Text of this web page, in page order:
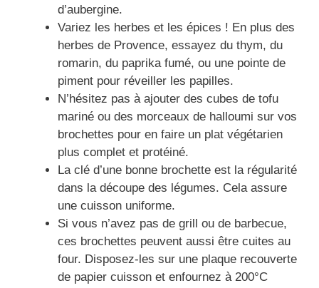
d’aubergine.
Variez les herbes et les épices ! En plus des
herbes de Provence, essayez du thym, du
romarin, du paprika fumé, ou une pointe de
piment pour réveiller les papilles.
N’hésitez pas à ajouter des cubes de tofu
mariné ou des morceaux de halloumi sur vos
brochettes pour en faire un plat végétarien
plus complet et protéiné.
La clé d’une bonne brochette est la régularité
dans la découpe des légumes. Cela assure
une cuisson uniforme.
Si vous n’avez pas de grill ou de barbecue,
ces brochettes peuvent aussi être cuites au
four. Disposez-les sur une plaque recouverte
de papier cuisson et enfournez à 200°C